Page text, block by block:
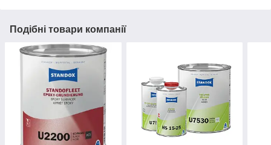
Подібні товари компанії